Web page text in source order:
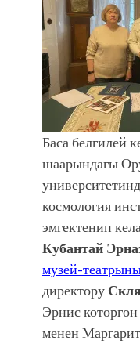
Баса белгилей
шаарындагы
космология
эмгектенип
Кубантай
музей-
директору
Эрнис
менен